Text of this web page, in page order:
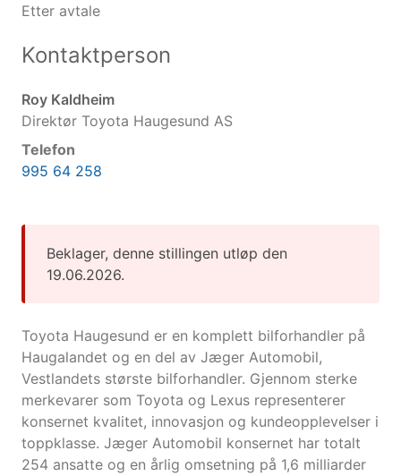
Etter avtale
Kontaktperson
Roy Kaldheim
Direktør Toyota Haugesund AS
Telefon
995 64 258
Beklager, denne stillingen utløp den
19.06.2026.
Toyota Haugesund er en komplett bilforhandler på
Haugalandet og en del av Jæger Automobil,
Vestlandets største bilforhandler. Gjennom sterke
merkevarer som Toyota og Lexus representerer
konsernet kvalitet, innovasjon og kundeopplevelser i
toppklasse. Jæger Automobil konsernet har totalt
254 ansatte og en årlig omsetning på 1,6 milliarder